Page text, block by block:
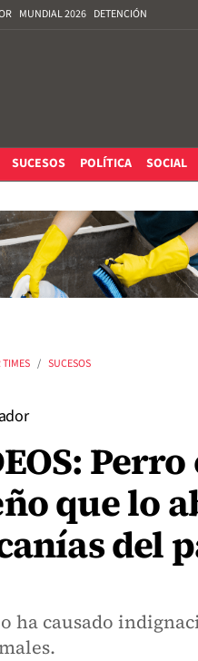
MUNDIAL 2026 DETENCIÓN
SUCESOS
POLÍTICA SOCIAL
TIMES SUCESOS
que lo
del
ha causado